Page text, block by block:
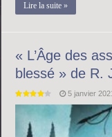
Lire la suite »
« L’Âge des
blessé » de R.
5 janvier 2021